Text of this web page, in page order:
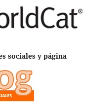
sociales y página